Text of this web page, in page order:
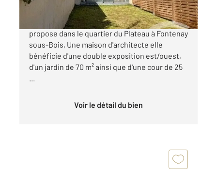
Votre agence Century 21 Dalayrac vous
propose dans le quartier du Plateau à Fontenay
sous-Bois, Une maison d'architecte elle
bénéficie d'une double exposition est/ouest,
d'un jardin de 70 m² ainsi que d'une cour de 25
...
Voir le détail du bien